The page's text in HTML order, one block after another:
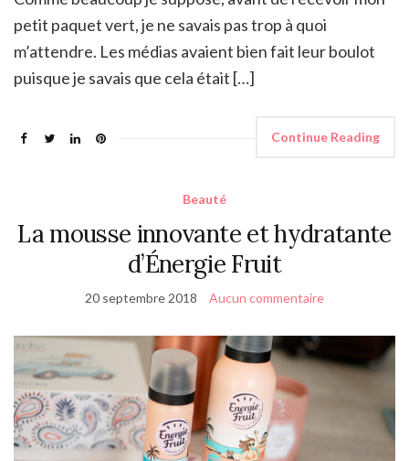
petit paquet vert, je ne savais pas trop à quoi
m’attendre. Les médias avaient bien fait leur boulot
puisque je savais que cela était […]
Continue Reading
Beauté
La mousse innovante et hydratante
d’Énergie Fruit
20 septembre 2018 Aucun commentaire